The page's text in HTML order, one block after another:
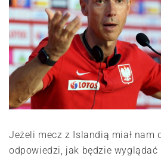
Jeżeli mecz z Islandią miał nam
odpowiedzi, jak będzie wyglądać